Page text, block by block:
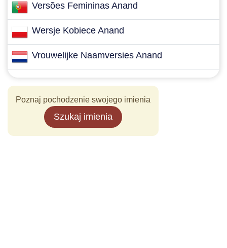
Versões Femininas Anand
Wersje Kobiece Anand
Vrouwelijke Naamversies Anand
Poznaj pochodzenie swojego imienia
Szukaj imienia